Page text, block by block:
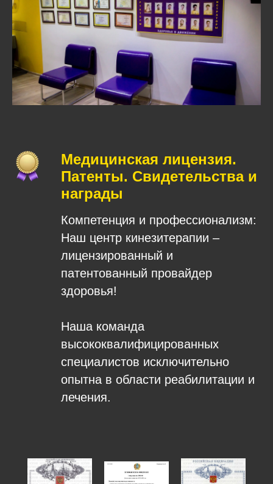
Медицинская лицензия.
Патенты. Свидетельства и
награды
Компетенция и профессионализм:
Наш центр кинезитерапии –
лицензированный и
патентованный провайдер
здоровья!
Наша команда
высококвалифицированных
специалистов исключительно
опытна в области реабилитации и
лечения.